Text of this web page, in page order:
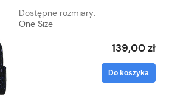
Dostępne rozmiary:
One Size
139,00 zł
Do koszyka